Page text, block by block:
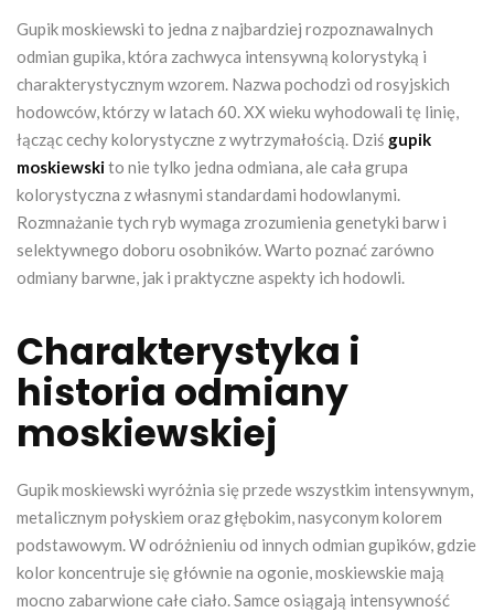
Gupik moskiewski to jedna z najbardziej rozpoznawalnych
odmian gupika, która zachwyca intensywną kolorystyką i
charakterystycznym wzorem. Nazwa pochodzi od rosyjskich
hodowców, którzy w latach 60. XX wieku wyhodowali tę linię,
łącząc cechy kolorystyczne z wytrzymałością. Dziś gupik
moskiewskito nie tylko jedna odmiana, ale cała grupa
kolorystyczna z własnymi standardami hodowlanymi.
Rozmnażanie tych ryb wymaga zrozumienia genetyki barw i
selektywnego doboru osobników. Warto poznać zarówno
odmiany barwne, jak i praktyczne aspekty ich hodowli.
Charakterystyka i
historia odmiany
moskiewskiej
Gupik moskiewski wyróżnia się przede wszystkim intensywnym,
metalicznym połyskiem oraz głębokim, nasyconym kolorem
podstawowym. W odróżnieniu od innych odmian gupików, gdzie
kolor koncentruje się głównie na ogonie, moskiewskie mają
mocno zabarwione całe ciało. Samce osiągają intensywność